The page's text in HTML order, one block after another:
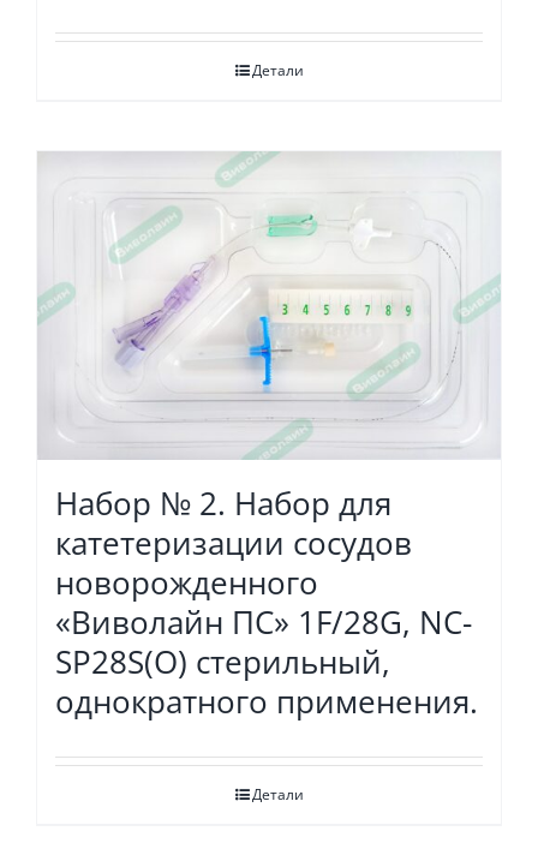
Детали
Набор № 2. Набор для
катетеризации сосудов
новорожденного
«Виволайн ПС» 1F/28G, NC-
SP28S(O) стерильный,
однократного применения.
Детали